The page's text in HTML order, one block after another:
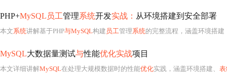
PHP+MySQL员工管理系统开发实战： 从环境搭建到安全部署
本文系统讲解基于PHP与MySQL构建 员工管理系统的完整流程，涵盖环境搭建
MySQL大数据量测试与性能优化实战项目
本文详细讲解MySQL在处理大规模数据时的性能优化实践，涵盖环境搭建、